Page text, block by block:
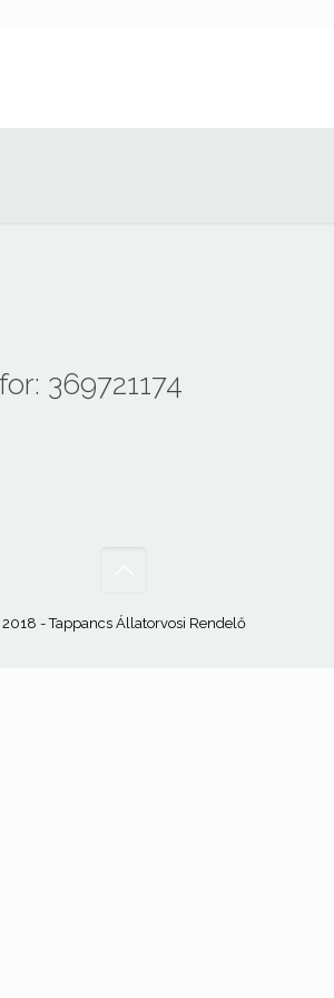
369721174
2018 - Tappancs Állatorvosi Rendelő